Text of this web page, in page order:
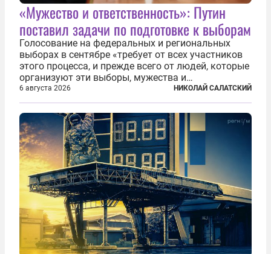
«Мужество и ответственность»: Путин
поставил задачи по подготовке к выборам
Голосование на федеральных и региональных
выборах в сентябре «требует от всех участников
этого процесса, и прежде всего от людей, которые
организуют эти выборы, мужества и
ответственного отношения к формированию
власти», — подчеркнул президент Владимир Путин
на состоявшейся 5 августа в Кремле...
6 августа 2026 НИКОЛАЙ САЛАТСКИЙ